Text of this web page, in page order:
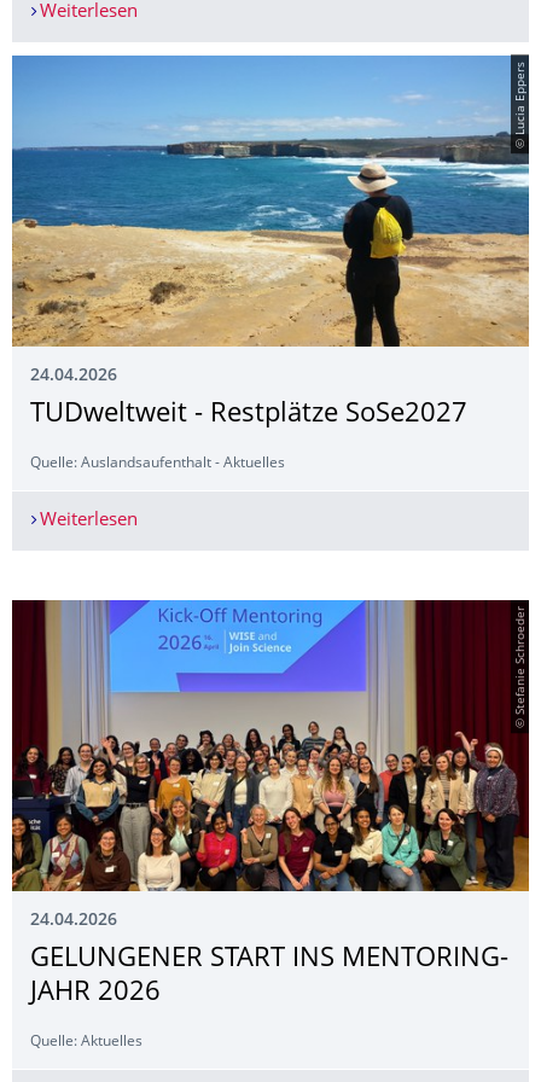
Weiterlesen
© Lucia Eppers
24.04.2026
TUDweltweit - Restplätze SoSe2027
Quelle: Auslandsaufenthalt - Aktuelles
Weiterlesen
© Stefanie Schroeder
24.04.2026
GELUNGENER START INS MENTORING-
JAHR 2026
Quelle: Aktuelles